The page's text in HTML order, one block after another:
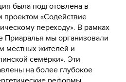
была подготовлена в
проектом «Содействие
переходу». В рамках
Приаралья мы организовали
местных жителей и
семёрки». Эти
на более глубокое